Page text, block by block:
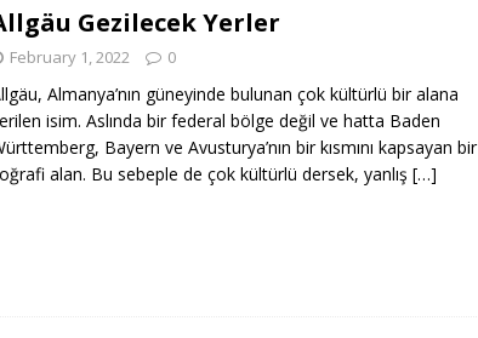
Gezilecek Yerler
February 1, 2022 0
Almanya’nın güneyinde bulunan çok kültürlü bir alana
isim. Aslında bir federal bölge değil ve hatta Baden
Bayern ve Avusturya’nın bir kısmını kapsayan bir
alan. Bu sebeple de çok kültürlü dersek, yanlış […]